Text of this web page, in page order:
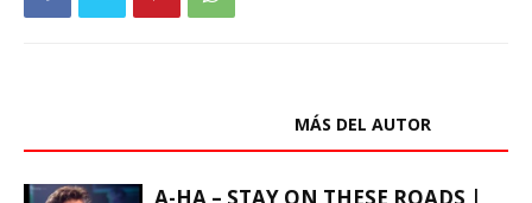
MÁS DEL AUTOR
A-HA – STAY ON THESE ROADS |